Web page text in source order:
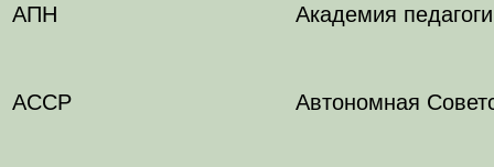
АПН Академия
АССР Автономная